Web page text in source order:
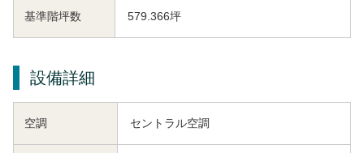
基準階坪数 579.366坪
設備詳細
空調 セントラル空調